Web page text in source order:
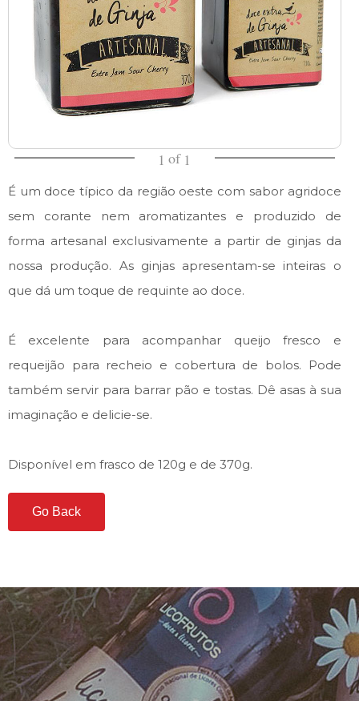
1 of 1
É um doce típico da região oeste com sabor agridoce
sem corante nem aromatizantes e produzido de
forma artesanal exclusivamente a partir de ginjas da
nossa produção. As ginjas apresentam-se inteiras o
que dá um toque de requinte ao doce.
É excelente para acompanhar queijo fresco e
requeijão para recheio e cobertura de bolos. Pode
também servir para barrar pão e tostas. Dê asas à sua
imaginação e delicie-se.
Disponível em frasco de 120g e de 370g.
Go Back